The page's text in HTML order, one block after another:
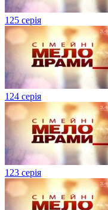
125 серія
124 серія
123 серія